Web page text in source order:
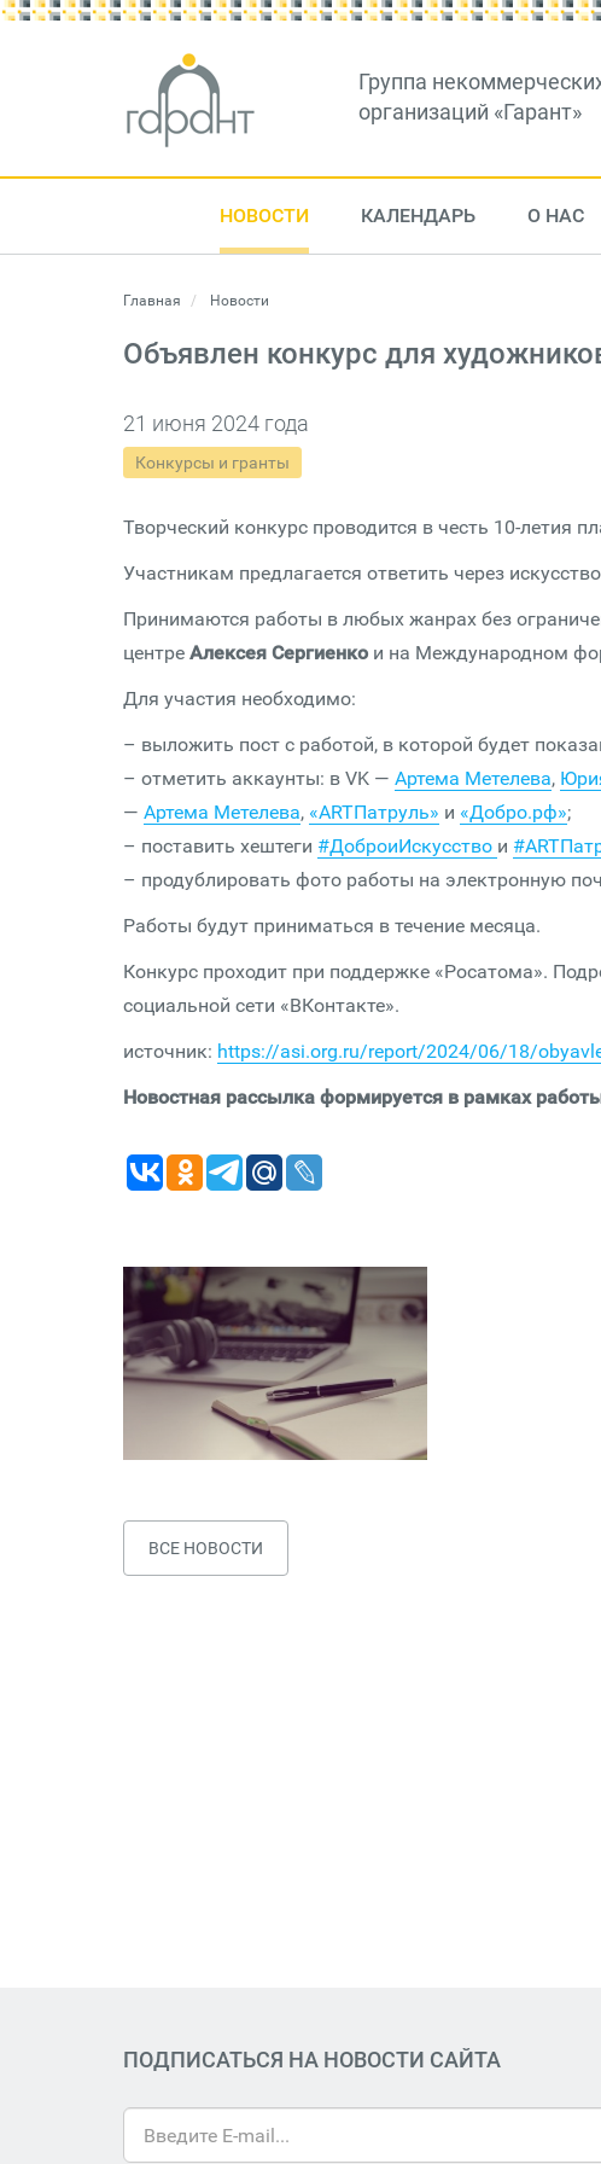
Группа
организаций «Гарант»
НОВОСТИ КАЛЕНДАРЬ О НАС
Главная Новости
Объявлен конкурс для
21 июня 2024 года
Конкурсы и гранты
Творческий конкурс проводится в честь 10-летия
Участникам предлагается ответить через
Принимаются работы в любых жанрах без
центре Алексея Сергиенко и на Международном
Для участия необходимо:
– выложить пост с работой, в которой будет
– отметить аккаунты: в VK — Артема Метелева,
— Артема Метелева, «АRTПатруль» и «Добро.рф»;
– поставить хештеги #ДоброиИскусство и
– продублировать фото работы на электронную
Работы будут приниматься в течение месяца.
Конкурс проходит при поддержке «Росатома».
социальной сети «ВКонтакте».
источник: https://asi.org.ru/report/2024/06/18/
Новостная рассылка формируется в рамках
ВСЕ НОВОСТИ
ПОДПИСАТЬСЯ НА НОВОСТИ САЙТА